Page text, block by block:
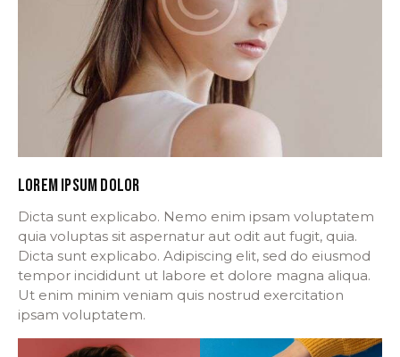
LOREM IPSUM DOLOR
Dicta sunt explicabo. Nemo enim ipsam voluptatem
quia voluptas sit aspernatur aut odit aut fugit, quia.
Dicta sunt explicabo. Adipiscing elit, sed do eiusmod
tempor incididunt ut labore et dolore magna aliqua.
Ut enim minim veniam quis nostrud exercitation
ipsam voluptatem.